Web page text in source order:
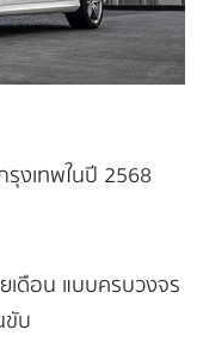
รุงเทพในปี 2568
เดือน แบบครบวงจร
ขับ